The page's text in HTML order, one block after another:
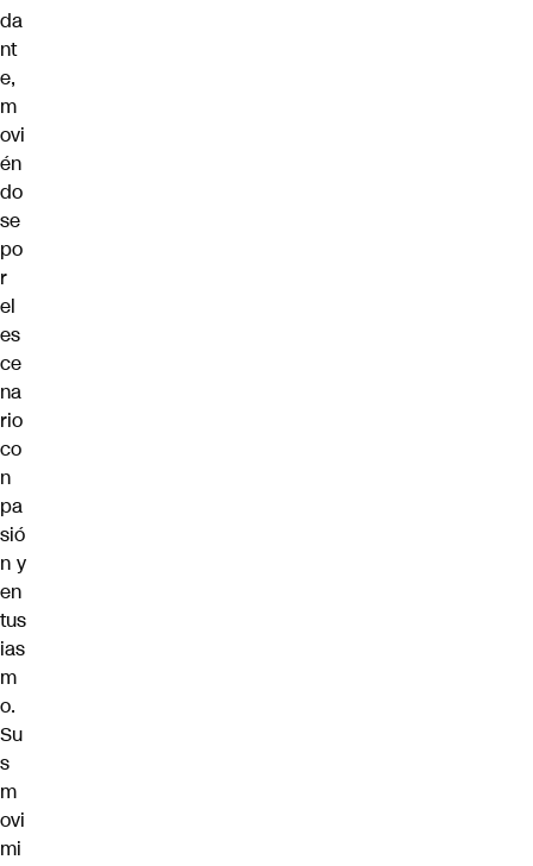
da
nt
e,
m
ovi
én
do
se
po
r
el
es
ce
na
rio
co
n
pa
sió
n y
en
tus
ias
m
o.
Su
s
m
ovi
mi